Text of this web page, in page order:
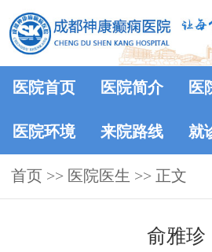
医院首页 医院简介 医
医院环境 来院路线 就
首页 >> 医院医生 >> 正文
俞雅珍